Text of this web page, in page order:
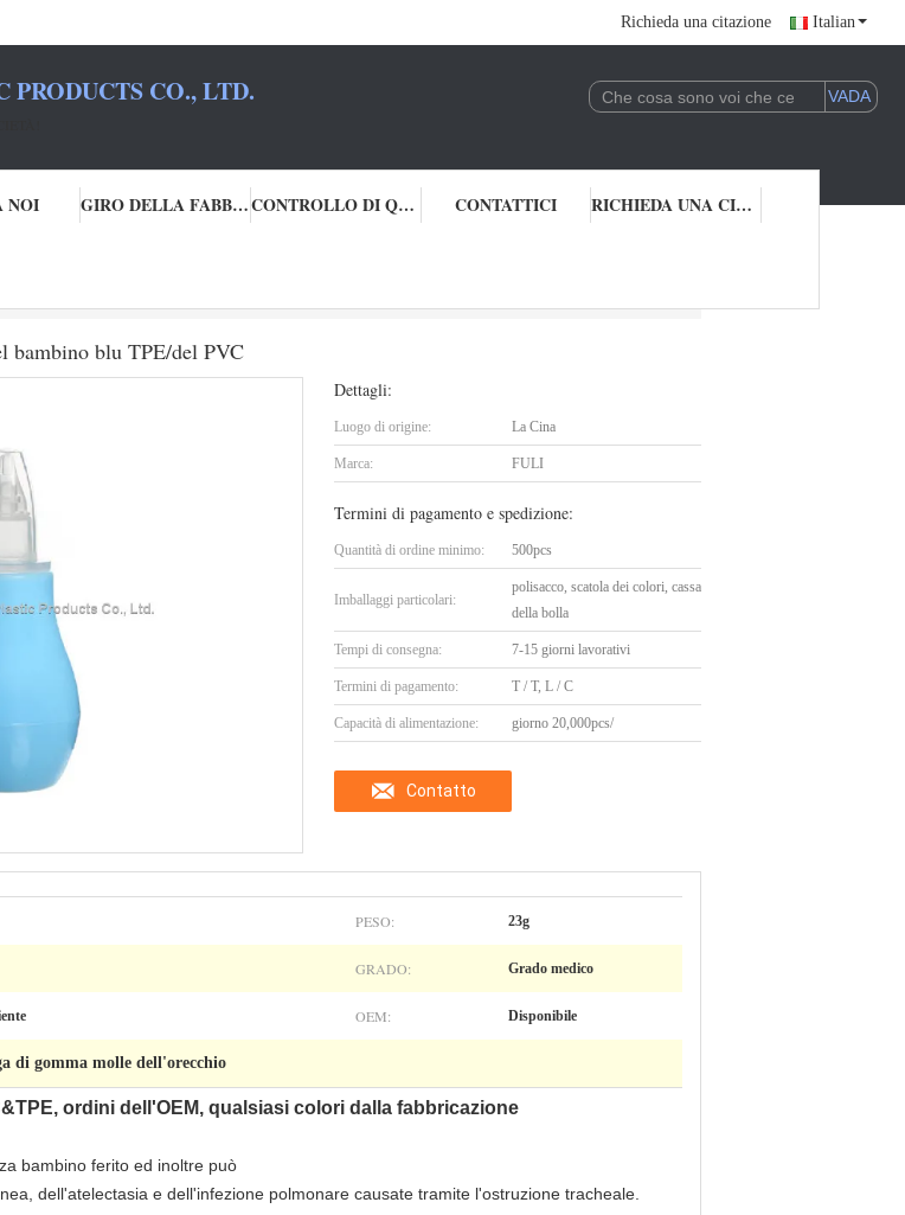
Richieda una citazione Italian
CO., LTD.
NOI GIRO DELLA FABBRICA CONTROLLO DI QUALITÀ CONTATTICI RICHIEDA UNA CITAZIONE
bambino blu TPE/del PVC
Dettagli:
Luogo di origine: La Cina
Marca: FULI
Termini di pagamento e spedizione:
Quantità di ordine minimo: 500pcs
Imballaggi particolari:
polisacco, scatola dei colori, cassa
della bolla
Tempi di consegna: 7-15 giorni lavorativi
Termini di pagamento: T / T, L / C
Capacità di alimentazione: giorno 20,000pcs/
Contatto
PESO: 23g
GRADO: Grado medico
OEM: Disponibile
di gomma molle dell'orecchio
ordini dell'OEM, qualsiasi colori dalla fabbricazione
bambino ferito ed inoltre può
dell'atelectasia e dell'infezione polmonare causate tramite l'ostruzione tracheale.